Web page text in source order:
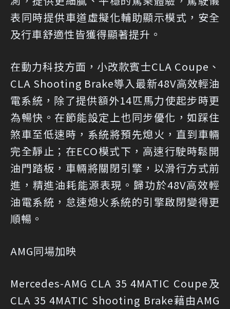
表同時提供車道虛擬化輔助顯示模式，安全
及行車舒適性皆獲得顯著提升。
在動力科技方面，小改款賓士CLA Coupe、
CLA Shooting Brake導入最新48V高效輕油
電系統，除了提供額外14匹馬力使起步時更
為暢快。在節能設定上也同步優化，如踩住
煞車至低速時，系統將預先熄火，直到車輛
完全靜止；在ECO模式下，高速行駛時鬆開
油門踏板，車輛將關閉引擎，以滑行方式前
進，精進油耗能源表現。歸功於48V高效輕
油電系統，怠速熄火系統的引擎啟閉變得更
順暢。
AMG同場加映
Mercedes-AMG CLA 35 4MATIC Coupe及
CLA 35 4MATIC Shooting Brake藉由AMG